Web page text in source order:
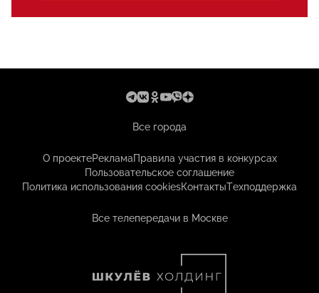
Все города
О проектеРекламаПравила участия в конкурсах
Пользовательское соглашение
Политика использования cookiesКонтактыТехподдержка
Все телепередачи в Москве